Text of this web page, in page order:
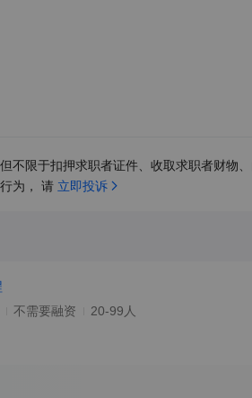
不限于扣押求职者证件、收取求职者财物
为， 请 立即投诉
不需要融资 20-99人